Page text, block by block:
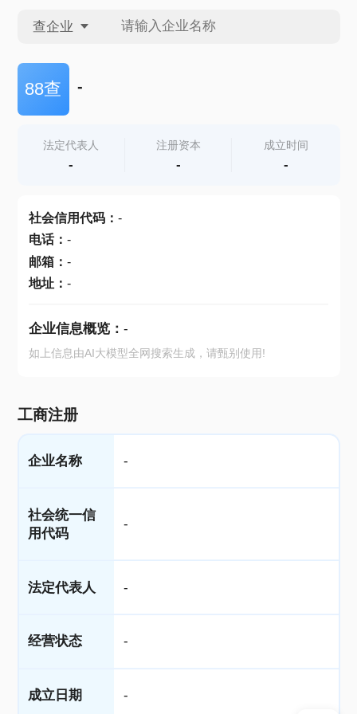
查企业
查企业
查产地
88查 -
法定代表人
-
注册资本
-
成立时间
-
社会信用代码： -
电话： -
邮箱： -
地址： -
企业信息概览： -
如上信息由AI大模型全网搜索生成，请甄别使用!
工商注册
企业名称 -
社会统一信
用代码
-
法定代表人 -
经营状态 -
成立日期 -